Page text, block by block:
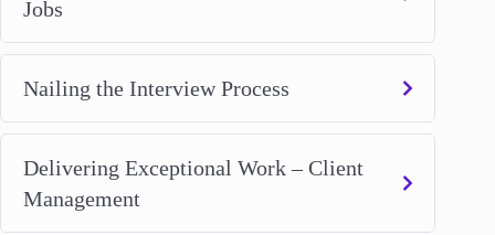
Jobs
Nailing the Interview Process
Delivering Exceptional Work – Client
Management